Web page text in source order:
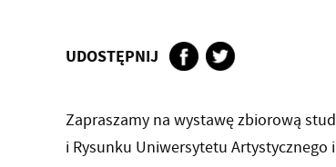
UDOSTĘPNIJ
Zapraszamy na wystawę zbiorową
i Rysunku Uniwersytetu